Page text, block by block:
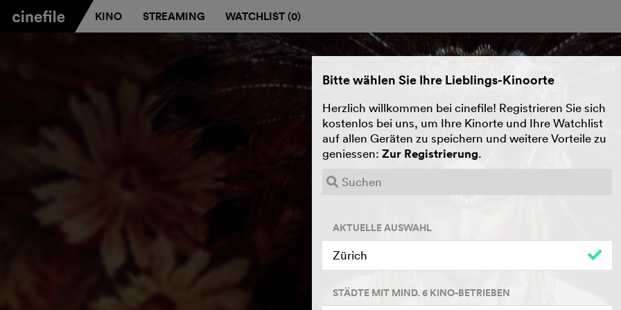
KINO STREAMING WATCHLIST (0)
Bitte wählen Sie Ihre Lieblings-Kinoorte
Herzlich willkommen bei cinefile! Registrieren Sie sich
kostenlos bei uns, um Ihre Kinorte und Ihre Watchlist
auf allen Geräten zu speichern und weitere Vorteile zu
geniessen: Zur Registrierung.
AKTUELLE AUSWAHL
Zürich
STÄDTE MIT MIND. 6 KINO-BETRIEBEN